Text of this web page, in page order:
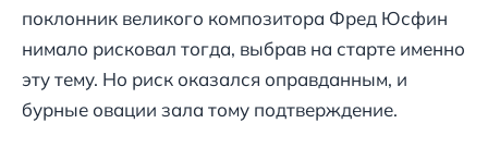
поклонник великого композитора Фред Юсфин
нимало рисковал тогда, выбрав на старте именно
эту тему. Но риск оказался оправданным, и
бурные овации зала тому подтверждение.